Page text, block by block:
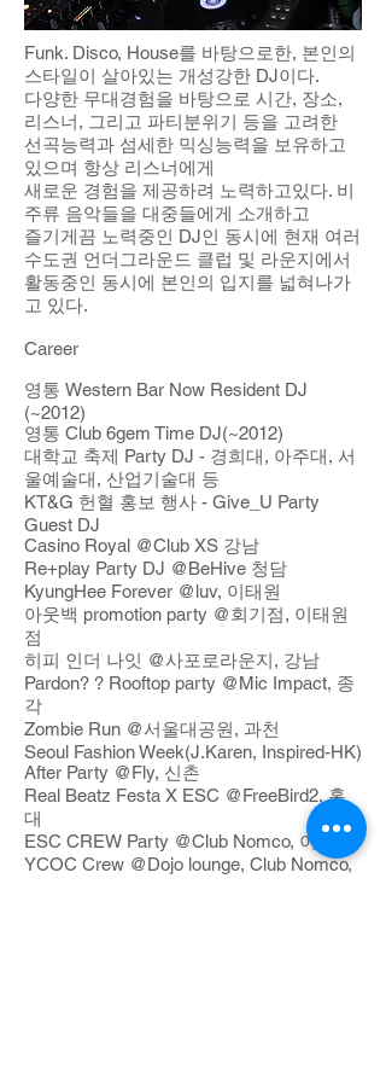
Funk. Disco, House를 바탕으로한, 본인의
스타일이 살아있는 개성강한 DJ이다.
다양한 무대경험을 바탕으로 시간, 장소,
리스너, 그리고 파티분위기 등을 고려한
선곡능력과 섬세한 믹싱능력을 보유하고
있으며 항상 리스너에게
새로운 경험을 제공하려 노력하고있다. 비
주류 음악들을 대중들에게 소개하고
즐기게끔 노력중인 DJ인 동시에 현재 여러
수도권 언더그라운드 클럽 및 라운지에서
활동중인 동시에 본인의 입지를 넓혀나가
고 있다.
Career
영통 Western Bar Now Resident DJ
(~2012)
영통 Club 6gem Time DJ(~2012)
대학교 축제 Party DJ - 경희대, 아주대, 서
울예술대, 산업기술대 등
KT&G 헌혈 홍보 행사 - Give_U Party
Guest DJ
Casino Royal @Club XS 강남
Re+play Party DJ @BeHive 청담
KyungHee Forever @luv, 이태원
아웃백 promotion party @회기점, 이태원
점
히피 인더 나잇 @사포로라운지, 강남
Pardon? ? Rooftop party @Mic Impact, 종
각
Zombie Run @서울대공원, 과천
Seoul Fashion Week(J.Karen, Inspired-HK)
After Party @Fly, 신촌
Real Beatz Festa X ESC @FreeBird2, 홍
대
ESC CREW Party @Club Nomco, 이태원
YCOC Crew @Dojo lounge, Club Nomco,
이태원